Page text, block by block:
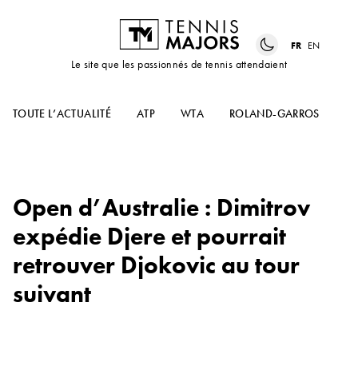
Le site que les passionnés de tennis attendaient
FR EN
TOUTE L’ACTUALITÉ ATP WTA ROLAND-GARROS
Open d’Australie : Dimitrov
expédie Djere et pourrait
retrouver Djokovic au tour
suivant